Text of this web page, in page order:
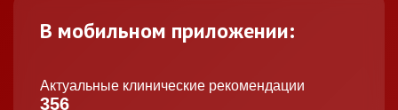
В мобильном приложении:
Актуальные клинические рекомендации
356